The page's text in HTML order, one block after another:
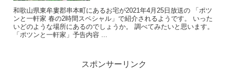
和歌山県東牟婁郡串本町にあるお宅が2021年4月25日放送の 「ポツ
ンと一軒家 春の2時間スペシャル」で紹介されるようです。 いった
いどのような場所にあるのでしょうか。 調べてみたいと思います。
「ポツンと一軒家」予告内容 ...
スポンサーリンク